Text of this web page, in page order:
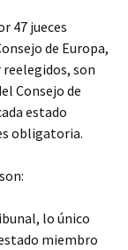
47 jueces
de Europa,
reelegidos, son
Consejo de
estado
obligatoria.
lo único
miembro